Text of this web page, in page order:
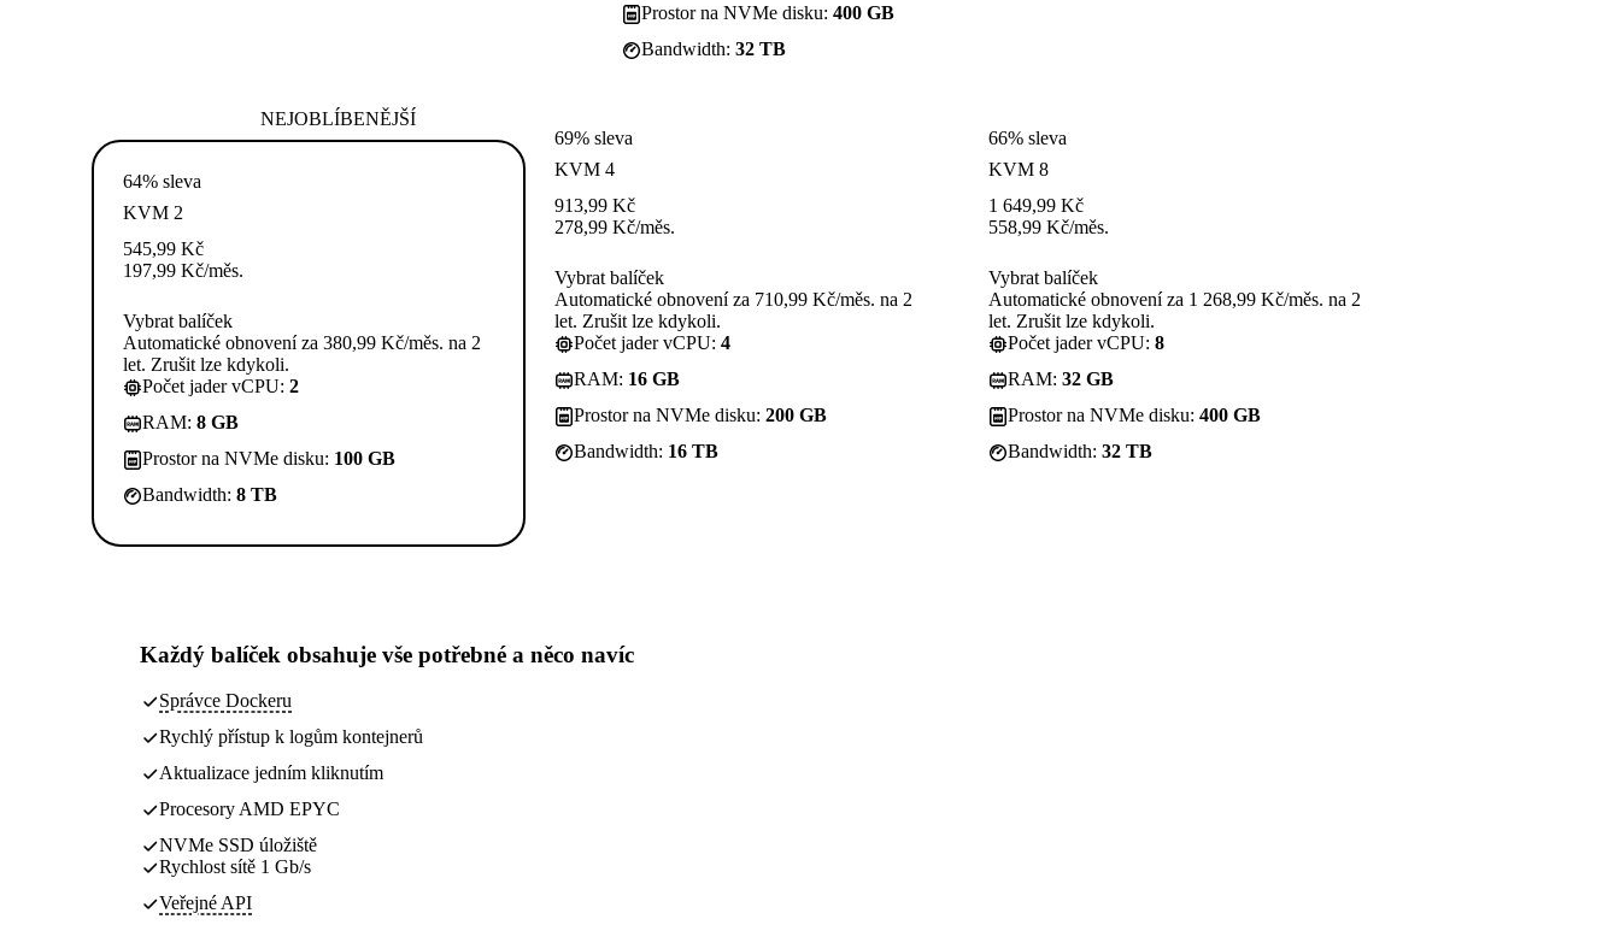
Prostor na NVMe disku: 400 GB
Bandwidth: 32 TB
NEJOBLÍBENĚJŠÍ
64% sleva
KVM 2
545,99 Kč
197,99 Kč/měs.
Vybrat balíček
Automatické obnovení za 380,99 Kč/měs. na 2
let. Zrušit lze kdykoli.
Počet jader vCPU: 2
RAM: 8 GB
Prostor na NVMe disku: 100 GB
Bandwidth: 8 TB
69% sleva
KVM 4
913,99 Kč
278,99 Kč/měs.
Vybrat balíček
Automatické obnovení za 710,99 Kč/měs. na 2
let. Zrušit lze kdykoli.
Počet jader vCPU: 4
RAM: 16 GB
Prostor na NVMe disku: 200 GB
Bandwidth: 16 TB
66% sleva
KVM 8
1 649,99 Kč
558,99 Kč/měs.
Vybrat balíček
Automatické obnovení za 1 268,99 Kč/měs. na 2
let. Zrušit lze kdykoli.
Počet jader vCPU: 8
RAM: 32 GB
Prostor na NVMe disku: 400 GB
Bandwidth: 32 TB
Každý balíček obsahuje vše potřebné a něco navíc
Správce Dockeru
Rychlý přístup k logům kontejnerů
Aktualizace jedním kliknutím
Procesory AMD EPYC
NVMe SSD úložiště
Rychlost sítě 1 Gb/s
Veřejné API